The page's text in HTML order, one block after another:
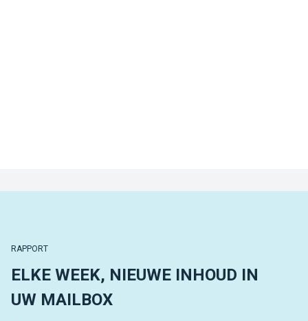
RAPPORT
ELKE WEEK, NIEUWE INHOUD IN
UW MAILBOX